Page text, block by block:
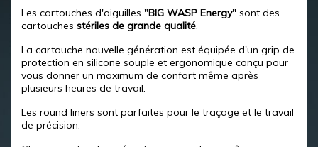
Les cartouches d'aiguilles "BIG WASP Energy" sont des
cartouches stériles de grande qualité.
La cartouche nouvelle génération est équipée d'un grip de
protection en silicone souple et ergonomique conçu pour
vous donner un maximum de confort même après
plusieurs heures de travail.
Les round liners sont parfaites pour le traçage et le travail
de précision.